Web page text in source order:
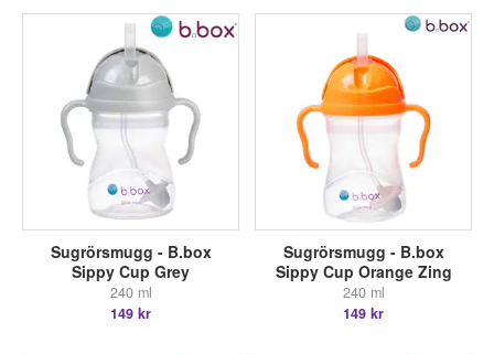
Sugrörsmugg - B.box
Sippy Cup Grey
240 ml
149 kr
Sugrörsmugg - B.box
Sippy Cup Orange Zing
240 ml
149 kr